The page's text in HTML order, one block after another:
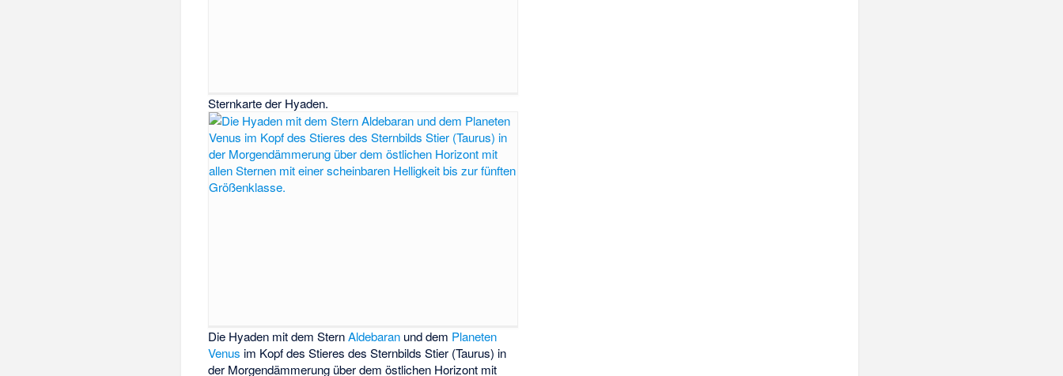
Sternkarte der Hyaden.
Die Hyaden mit dem SternAldebaran und dem Planeten
Venus im Kopf des Stieres des Sternbilds Stier (Taurus) in
der Morgendämmerung über dem östlichen Horizont mit